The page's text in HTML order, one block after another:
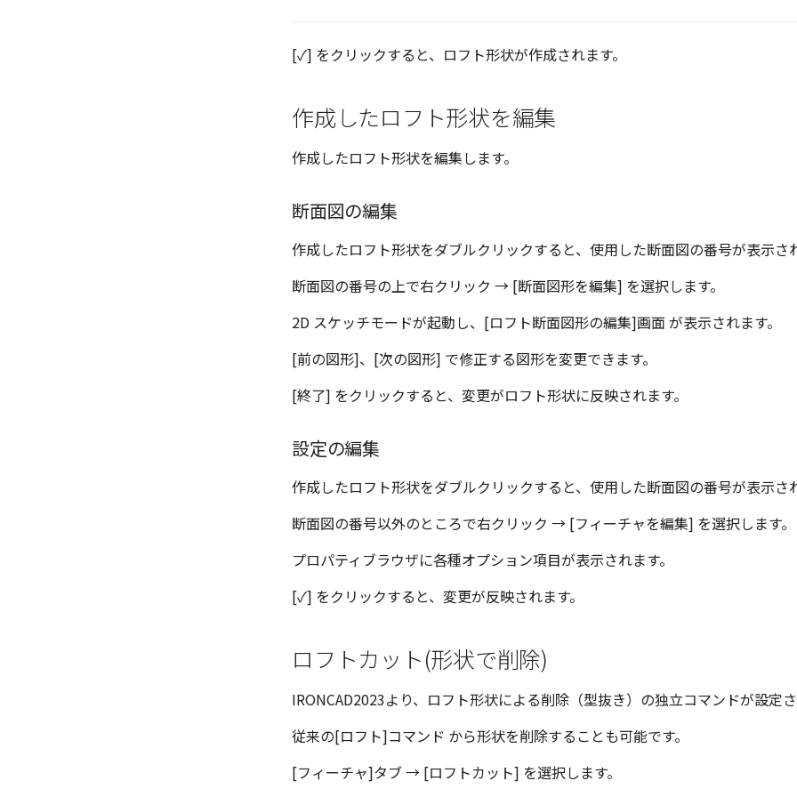
[✓] をクリックすると、ロフト形状が作成されます。
作成したロフト形状を編集
作成したロフト形状を編集します。
断面図の編集
作成したロフト形状をダブルクリックすると、使用した断面図の番号が表示さ
断面図の番号の上で右クリック → [断面図形を編集] を選択します。
2D スケッチモードが起動し、[ロフト断面図形の編集]画面 が表示されます。
[前の図形]、[次の図形] で修正する図形を変更できます。
[終了] をクリックすると、変更がロフト形状に反映されます。
設定の編集
作成したロフト形状をダブルクリックすると、使用した断面図の番号が表示さ
断面図の番号以外のところで右クリック → [フィーチャを編集] を選択します。
プロパティブラウザに各種オプション項目が表示されます。
[✓] をクリックすると、変更が反映されます。
ロフトカット(形状で削除)
IRONCAD2023より、ロフト形状による削除（型抜き）の独立コマンドが設定
従来の[ロフト]コマンド から形状を削除することも可能です。
[フィーチャ]タブ → [ロフトカット] を選択します。